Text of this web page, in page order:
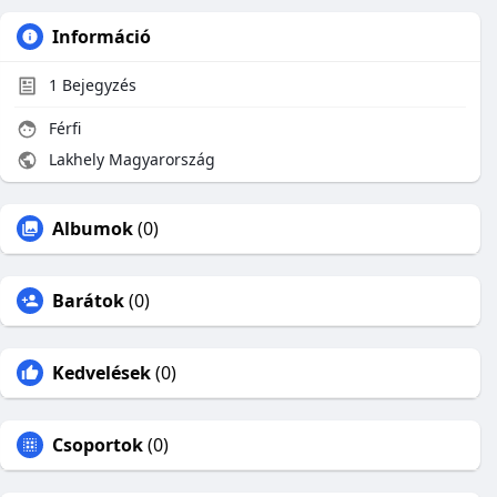
Információ
1 Bejegyzés
Férfi
Lakhely Magyarország
Albumok(0)
Barátok(0)
Kedvelések(0)
Csoportok(0)